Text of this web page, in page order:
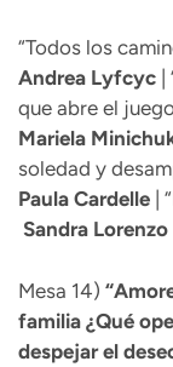
“Todos los
Andrea Lyfcyc
que abre el
Mariela
soledad y
Paula Cardelle
Sandra Lorenzo
Mesa 14) “
familia ¿Qué
despejar el